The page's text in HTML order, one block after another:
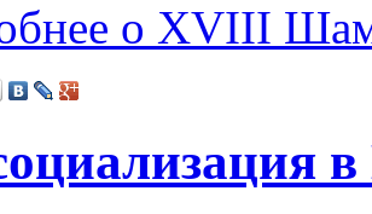
о XVIII
в